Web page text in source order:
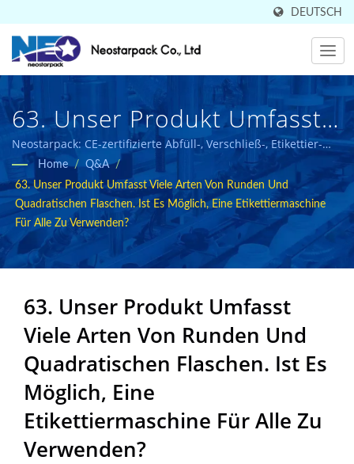
DEUTSCH
63. Unser Produkt Umfasst
Viele Arten Von Runden Und
Quadratischen Flaschen. Ist
Es Möglich, Eine
Etikettiermaschine Für Alle
Zu Verwenden? | In 50
Ländern Verkaufte
Hochwertige Industrielle
Verpackungsmaschinen |
Neostarpack Co., Ltd.
Neostarpack: CE-zertifizierte Abfüll-, Verschließ-, Etikettier-
und Verpackungslösungen für die Lebensmittel- und
Pharmaindustrie.
Home / Q&A /
63. Unser Produkt Umfasst Viele Arten Von Runden Und
Quadratischen Flaschen. Ist Es Möglich, Eine Etikettiermaschine
Für Alle Zu Verwenden?
63. Unser Produkt Umfasst
Viele Arten Von Runden Und
Quadratischen Flaschen. Ist Es
Möglich, Eine
Etikettiermaschine Für Alle Zu
Verwenden?